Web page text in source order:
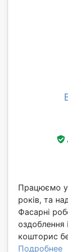
Працюємо у
років, та
Фасарні
оздоблення
кошторис
Подробнее